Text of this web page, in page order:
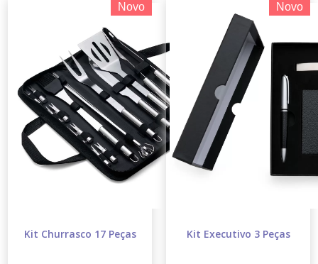
Novo
Kit Churrasco 17 Peças
Novo
Kit Executivo 3 Peças